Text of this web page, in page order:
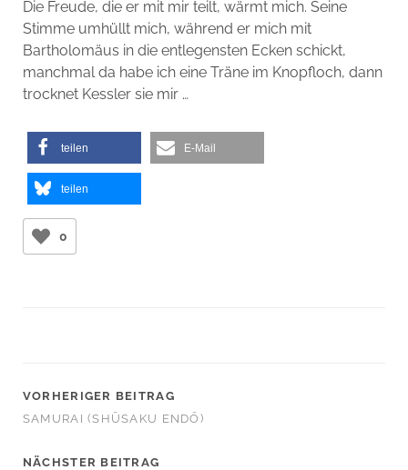
Die Freude, die er mit mir teilt, wärmt mich. Seine
Stimme umhüllt mich, während er mich mit
Bartholomäus in die entlegensten Ecken schickt,
manchmal da habe ich eine Träne im Knopfloch, dann
trocknet Kessler sie mir …
teilen E-Mail
teilen
0
VORHERIGER BEITRAG
SAMURAI (SHŪSAKU ENDŌ)
NÄCHSTER BEITRAG